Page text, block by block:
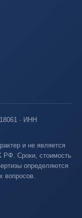
· ИНН
и не является
РФ. Сроки, стоимость
определяются
вопросов.